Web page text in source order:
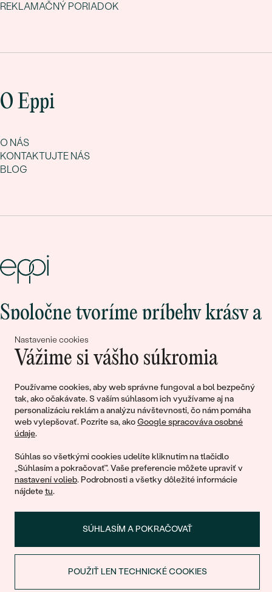
Nastavenie cookies
Vážime si vášho súkromia
Používame cookies, aby web správne fungoval a bol bezpečný
tak, ako očakávate. S vaším súhlasom ich využívame aj na
personalizáciu reklám a analýzu návštevnosti, čo nám pomáha
web vylepšovať. Pozrite sa, akoGoogle spracováva osobné
údaje.
Súhlas so všetkými cookies udelíte kliknutím na tlačidlo
„Súhlasím a pokračovať". Vaše preferencie môžete upraviť v
nastavení volieb. Podrobnosti a všetky dôležité informácie
nájdetetu.
SÚHLASÍM A POKRAČOVAŤ
POUŽIŤ LEN TECHNICKÉ COOKIES
REKLAMAČNÝ PORIADOK
O Eppi
O NÁS
KONTAKTUJTE NÁS
BLOG
Spoločne tvoríme príbehy krásy a
lásky
© 2011 - 2026, Eppi.sk